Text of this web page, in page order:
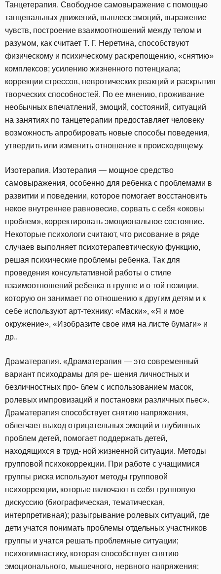
Танцетерапия. Свободное самовыражение с помощью
танцевальных движений, выплеск эмоций, выражение
чувств, построение взаимоотношений между телом и
разумом, как считает Т. Г. Неретина, способствуют
физическому и психическому раскрепощению, «снятию»
комплексов; усилению жизненного потенциала;
коррекции стрессов, невротических реакций и раскрытия
творческих способностей. По ее мнению, проживание
необычных впечатлений, эмоций, состояний, ситуаций
на занятиях по танцетерапии предоставляет человеку
возможность апробировать новые способы поведения,
утвердить или изменить отношение к происходящему.
Изотерапия. Изотерапия — мощное средство
самовыражения, особенно для ребенка с проблемами в
развитии и поведении, которое помогает восстановить
некое внутреннее равновесие, сорвать с себя «оковы
проблем», корректировать эмоциональное состояние.
Некоторые психологи считают, что рисование в ряде
случаев выполняет психотерапевтическую функцию,
решая психические проблемы ребенка. Так для
проведения консультативной работы о стиле
взаимоотношений ребенка в группе и о той позиции,
которую он занимает по отношению к другим детям и к
себе используют арт-технику: «Маски», «Я и мое
окружение», «Изобразите свое имя на листе бумаги» и
др..
Драматерапия. «Драматерапия — это современный
вариант психодрамы для ре- шения личностных и
безличностных про- блем с использованием масок,
ролевых импровизаций и постановки различных пьес».
Драматерапия способствует снятию напряжения,
облегчает выход отрицательных эмоций и глубинных
проблем детей, помогает поддержать детей,
находящихся в труд- ной жизненной ситуации. Методы
групповой психокоррекции. При работе с учащимися
группы риска используют методы групповой
психоррекции, которые включают в себя групповую
дискуссию (биографическая, тематическая,
интерпретивная); разыгрывание ролевых ситуаций, где
дети учатся понимать проблемы отдельных участников
группы и учатся решать проблемные ситуации;
психогимнастику, которая способствует снятию
эмоционального, мышечного, нервного напряжения;